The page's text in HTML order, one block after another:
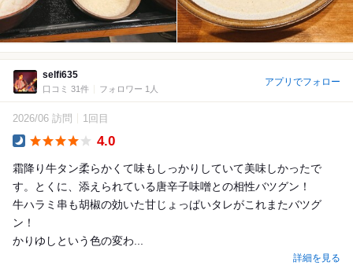
selfi635
口コミ 31件 フォロワー 1人
アプリでフォロー
2026/06 訪問 1回目
4.0
霜降り牛タン柔らかくて味もしっかりしていて美味しかったで
す。とくに、添えられている唐辛子味噌との相性バツグン！
牛ハラミ串も胡椒の効いた甘じょっぱいタレがこれまたバツグ
ン！
かりゆしという色の変わ...
詳細を見る